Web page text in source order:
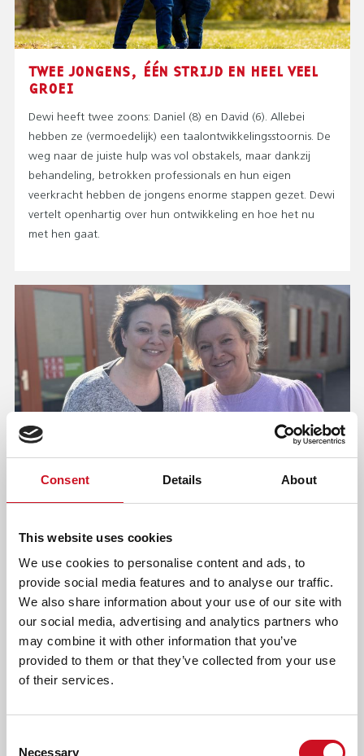
Consent Details About
This website uses cookies
We use cookies to personalise content and ads, to
provide social media features and to analyse our traffic.
We also share information about your use of our site with
our social media, advertising and analytics partners who
may combine it with other information that you’ve
provided to them or that they’ve collected from your use
of their services.
Necessary
TWEE JONGENS, ÉÉN STRIJD EN HEEL VEEL
GROEI
Dewi heeft twee zoons: Daniel (8) en David (6). Allebei
hebben ze (vermoedelijk) een taalontwikkelingsstoornis. De
weg naar de juiste hulp was vol obstakels, maar dankzij
behandeling, betrokken professionals en hun eigen
veerkracht hebben de jongens enorme stappen gezet. Dewi
vertelt openhartig over hun ontwikkeling en hoe het nu
met hen gaat.
Soms maakt een kleine aanpassing in een klaslokaal al een
groot verschil voor leerlingen met een beperking in horen
én zien: doofblindheid. Met Kentalis OpMaat voorzien we
leerlingen, hun ouders en onderwijsprofessionals in heel
Nederland van advies. Binnen het speciaal en regulier
onderwijs.